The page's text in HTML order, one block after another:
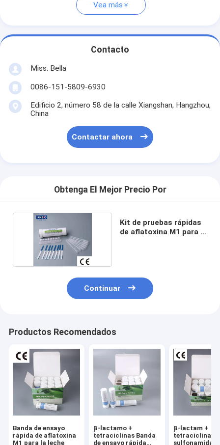
Vea más
Contacto
Miss. Bella
0086-151-5809-6930
Edificio 2, número 58 de la calle Xiangshan, Hangzhou,
China
Contactar ahora
Obtenga El Mejor Precio Por
Kit de pruebas rápidas
de aflatoxina M1 para la
Continuar
Productos Recomendados
Banda de ensayo
rápida de aflatoxina
M1 para la leche
β-lactamo +
tetraciclinas Banda
de ensayo rápida
β-lactam +
tetraciclinas +
sulfonamidas